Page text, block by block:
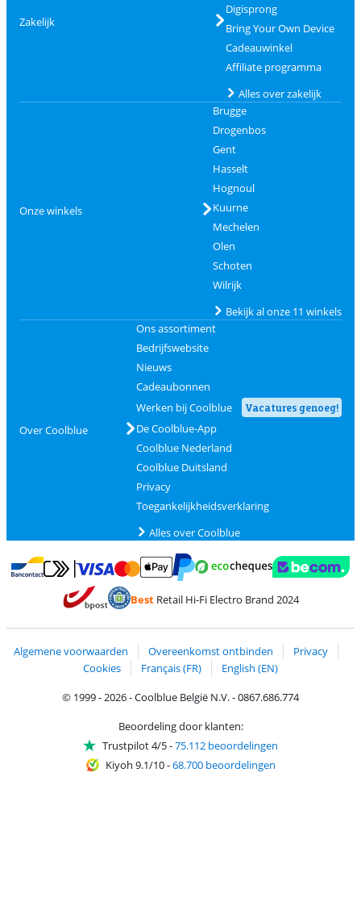
Zakelijk
Digisprong
Bring Your Own Device
Cadeauwinkel
Affiliate programma
Alles over zakelijk
Onze winkels
Brugge
Drogenbos
Gent
Hasselt
Hognoul
Kuurne
Mechelen
Olen
Schoten
Wilrijk
Bekijk al onze 11 winkels
Over Coolblue
Ons assortiment
Bedrijfswebsite
Nieuws
Cadeaubonnen
Werken bij Coolblue
Vacatures genoeg!
De Coolblue-App
Coolblue Nederland
Coolblue Duitsland
Privacy
Toegankelijkheidsverklaring
Alles over Coolblue
Betalen met Bancontact
Betalen met MasterCard en Visa via ClickToPay
Betalen met PayPal
BestRetail Hi-Fi Electro Brand 2024
Algemene voorwaarden Overeenkomst ontbinden
Privacy
Cookies
Français (FR)
English (EN)
© 1999 - 2026 - Coolblue België N.V. - 0867.686.774
Beoordeling door klanten:
Trustpilot 4/5-75.112 beoordelingen
Kiyoh 9.1/10-68.700 beoordelingen